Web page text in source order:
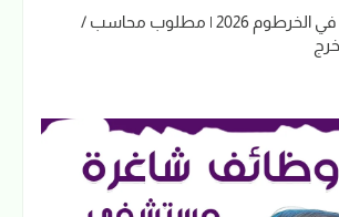
وظائف محاسبين في الخرطوم 2026 | مطلوب محاسب /